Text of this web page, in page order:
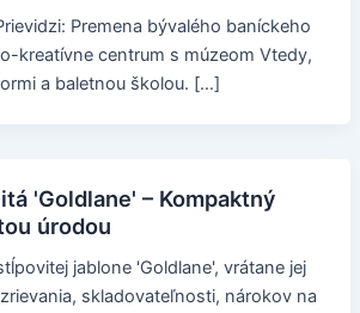
Premena bývalého baníckeho
kreatívne centrum s múzeom Vtedy,
a baletnou školou. […]
'Goldlane' – Kompaktný
úrodou
jablone 'Goldlane', vrátane jej
skladovateľnosti, nárokov na